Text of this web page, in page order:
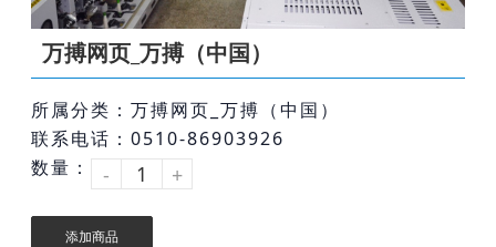
万搏网页_万搏（中国）
所属分类：万搏网页_万搏（中国）
联系电话：0510-86903926
数量：
- +
添加商品